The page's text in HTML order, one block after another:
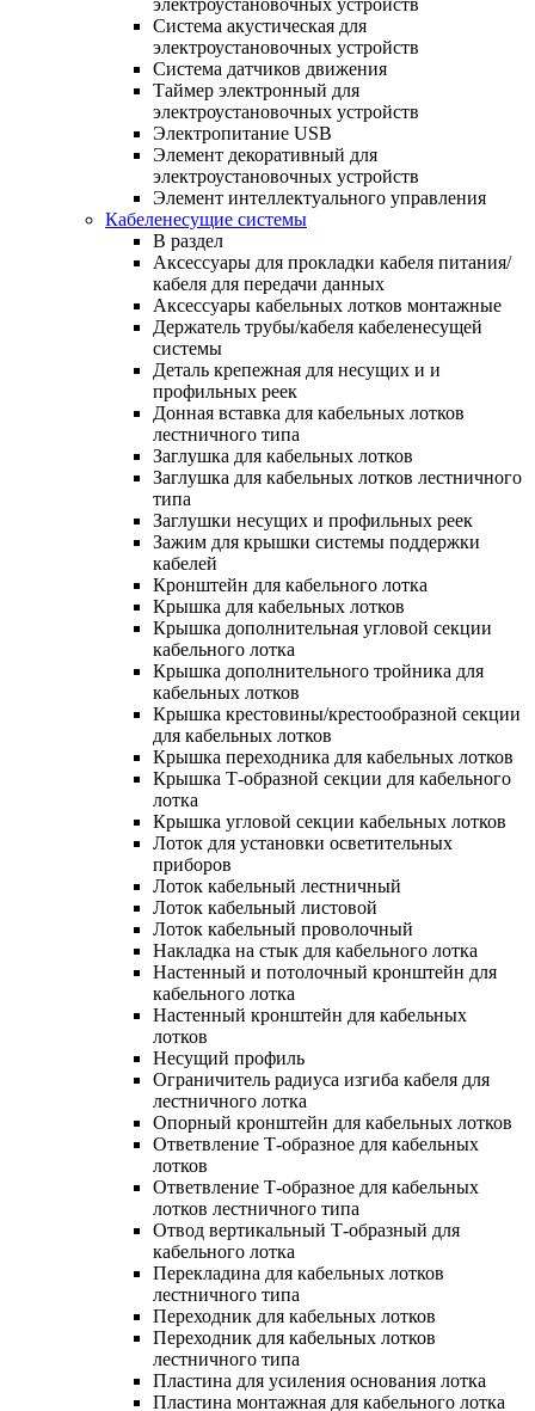
Система акустическая для
электроустановочных устройств
Система датчиков движения
Таймер электронный для
электроустановочных устройств
Электропитание USB
Элемент декоративный для
электроустановочных устройств
Элемент интеллектуального управления
Кабеленесущие системы
В раздел
Аксессуары для прокладки кабеля питания/
кабеля для передачи данных
Аксессуары кабельных лотков монтажные
Держатель трубы/кабеля кабеленесущей
системы
Деталь крепежная для несущих и и
профильных реек
Донная вставка для кабельных лотков
лестничного типа
Заглушка для кабельных лотков
Заглушка для кабельных лотков лестничного
типа
Заглушки несущих и профильных реек
Зажим для крышки системы поддержки
кабелей
Кронштейн для кабельного лотка
Крышка для кабельных лотков
Крышка дополнительная угловой секции
кабельного лотка
Крышка дополнительного тройника для
кабельных лотков
Крышка крестовины/крестообразной секции
для кабельных лотков
Крышка переходника для кабельных лотков
Крышка Т-образной секции для кабельного
лотка
Крышка угловой секции кабельных лотков
Лоток для установки осветительных
приборов
Лоток кабельный лестничный
Лоток кабельный листовой
Лоток кабельный проволочный
Накладка на стык для кабельного лотка
Настенный и потолочный кронштейн для
кабельного лотка
Настенный кронштейн для кабельных
лотков
Несущий профиль
Ограничитель радиуса изгиба кабеля для
лестничного лотка
Опорный кронштейн для кабельных лотков
Ответвление Т-образное для кабельных
лотков
Ответвление Т-образное для кабельных
лотков лестничного типа
Отвод вертикальный Т-образный для
кабельного лотка
Перекладина для кабельных лотков
лестничного типа
Переходник для кабельных лотков
Переходник для кабельных лотков
лестничного типа
Пластина для усиления основания лотка
Пластина монтажная для кабельного лотка